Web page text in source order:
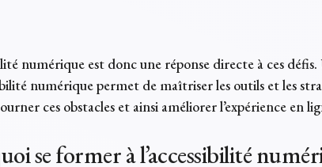
numérique est donc une réponse directe à ces
numérique permet de maîtriser les outils et les
ces obstacles et ainsi améliorer l’expérience en
se former à l’accessibilité